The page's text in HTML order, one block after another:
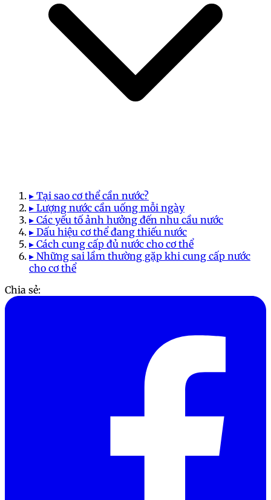
▸ Tại sao cơ thể cần nước?
▸ Lượng nước cần uống mỗi ngày
▸ Các yếu tố ảnh hưởng đến nhu cầu nước
▸ Dấu hiệu cơ thể đang thiếu nước
▸ Cách cung cấp đủ nước cho cơ thể
▸ Những sai lầm thường gặp khi cung cấp nước
cho cơ thể
Chia sẻ: